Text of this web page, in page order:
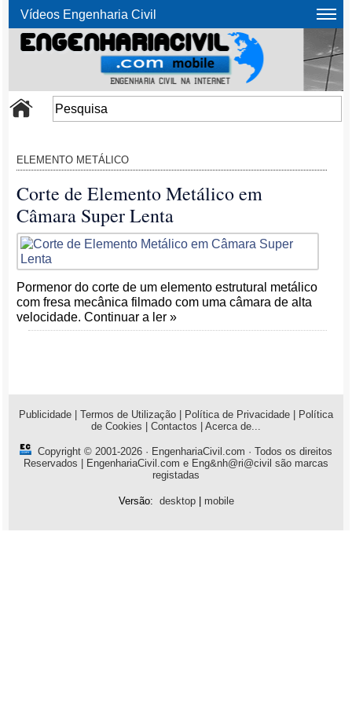
Vídeos Engenharia Civil
ELEMENTO METÁLICO
Corte de Elemento Metálico em
Câmara Super Lenta
Pormenor do corte de um elemento estrutural metálico
com fresa mecânica filmado com uma câmara de alta
velocidade. Continuar a ler »
Publicidade Termos de Utilização Política de Privacidade
Política
de Cookies
Contactos Acerca de...
Copyright © 2001-2026 · EngenhariaCivil.com · Todos os direitos
Reservados | EngenhariaCivil.com e Eng&nh@ri@civil são marcas
registadas
Versão: desktop| mobile